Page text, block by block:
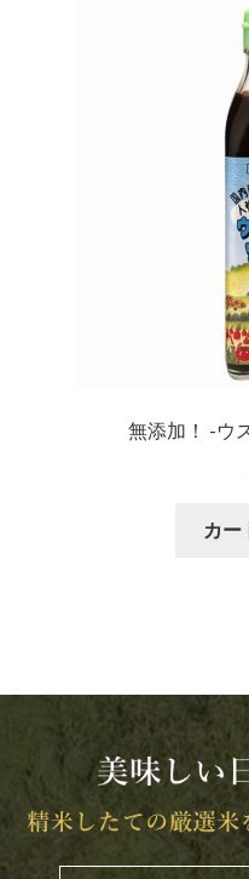
無添加！ -ウ
カー